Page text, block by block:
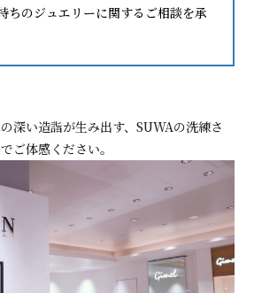
ちのジュエリーに関するご相談を承
深い造詣が生み出す、SUWAの洗練さ
ご体感ください。